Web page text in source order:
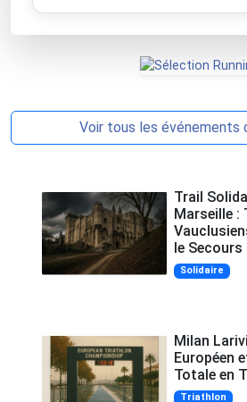
Voir tous les événements
Trail
Marseille :
le
Solidaire
Milan
Européen
Totale en
Triathlon